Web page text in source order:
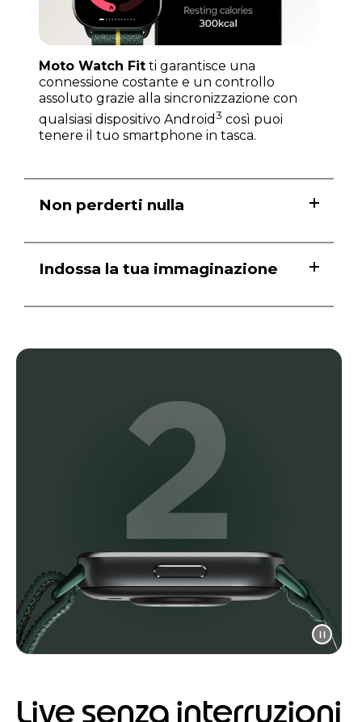
Moto Watch Fit ti garantisce una
connessione costante e un controllo
assoluto grazie alla sincronizzazione con
qualsiasi dispositivo Android3 così puoi
tenere il tuo smartphone in tasca.
Non perderti nulla
Indossa la tua immaginazione
Live senza interruzioni